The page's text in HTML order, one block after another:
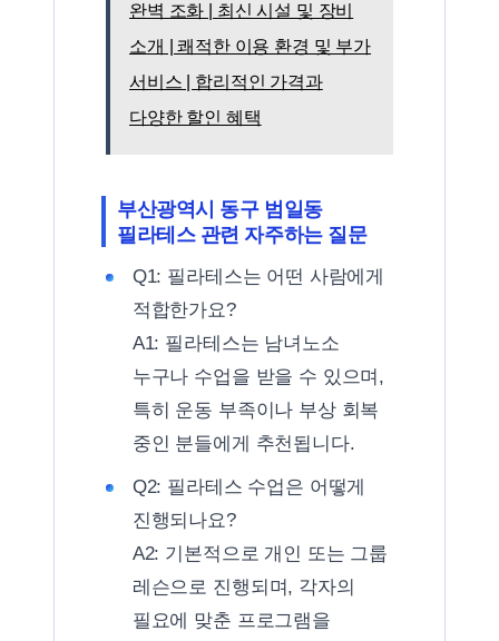
완벽 조화 | 최신 시설 및 장비
소개 | 쾌적한 이용 환경 및 부가
서비스 | 합리적인 가격과
다양한 할인 혜택
부산광역시 동구 범일동
필라테스 관련 자주하는 질문
Q1: 필라테스는 어떤 사람에게
적합한가요?
A1: 필라테스는 남녀노소
누구나 수업을 받을 수 있으며,
특히 운동 부족이나 부상 회복
중인 분들에게 추천됩니다.
Q2: 필라테스 수업은 어떻게
진행되나요?
A2: 기본적으로 개인 또는 그룹
레슨으로 진행되며, 각자의
필요에 맞춘 프로그램을